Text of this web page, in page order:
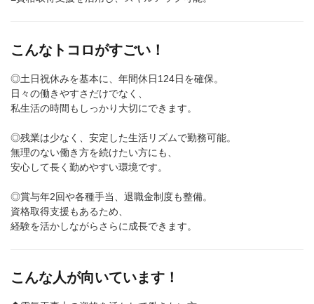
こんなトコロがすごい！
◎土日祝休みを基本に、年間休日124日を確保。
日々の働きやすさだけでなく、
私生活の時間もしっかり大切にできます。
◎残業は少なく、安定した生活リズムで勤務可能。
無理のない働き方を続けたい方にも、
安心して長く勤めやすい環境です。
◎賞与年2回や各種手当、退職金制度も整備。
資格取得支援もあるため、
経験を活かしながらさらに成長できます。
こんな人が向いています！